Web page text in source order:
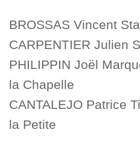
BROSSAS Vincent
CARPENTIER Julien
PHILIPPIN Joël
la Chapelle
CANTALEJO Patrice
la Petite